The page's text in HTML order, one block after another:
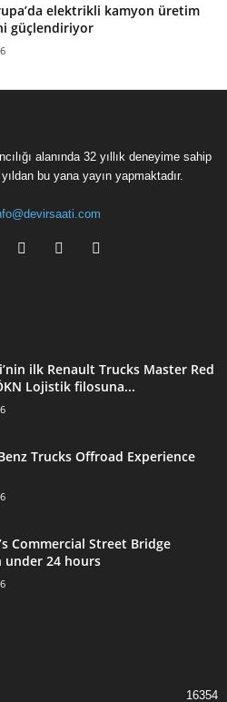
elektrikli kamyon üretim
güçlendiriyor
alanında 32 yıllık deneyime sahip
bu yana yayın yapmaktadır.
ilk Renault Trucks Master Red
Lojistik filosuna...
Trucks Offroad Experience
Commercial Street Bridge
under 24 hours
16354